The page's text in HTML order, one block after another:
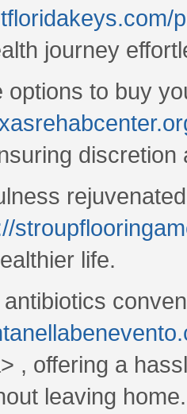
journey
options to buy
discretion
life.
, offering a
leaving home.